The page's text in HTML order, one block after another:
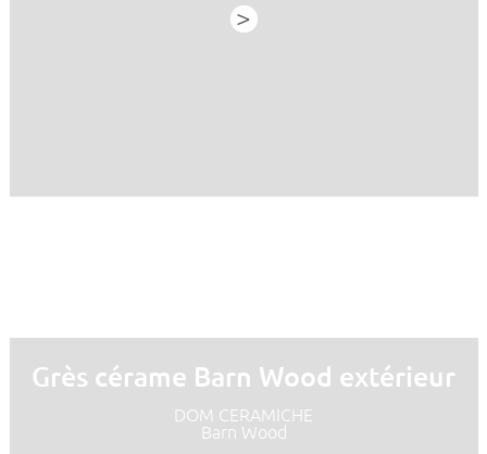
>
Grès cérame Barn Wood extérieur
DOM CERAMICHE
Barn Wood